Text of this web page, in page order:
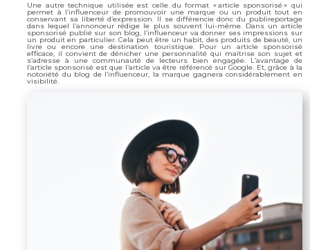
Une autre technique utilisée est celle du format « article sponsorisé » qui
permet à l’influenceur de promouvoir une marque ou un produit tout en
conservant sa liberté d’expression. Il se différencie donc du publireportage
dans lequel l’annonceur rédige le plus souvent lui-même. Dans un article
sponsorisé publié sur son blog, l’influenceur va donner ses impressions sur
un produit en particulier. Cela peut être un habit, des produits de beauté, un
livre ou encore une destination touristique. Pour un article sponsorisé
efficace, il convient de dénicher une personnalité qui maîtrise son sujet et
s’adresse à une communauté de lecteurs bien engagée. L’avantage de
l’article sponsorisé est que l’article va être référencé sur Google. Et, grâce à la
notoriété du blog de l’influenceur, la marque gagnera considérablement en
visibilité.